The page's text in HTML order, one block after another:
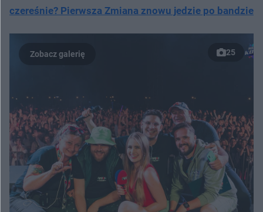
czereśnie? Pierwsza Zmiana znowu jedzie po bandzie
25